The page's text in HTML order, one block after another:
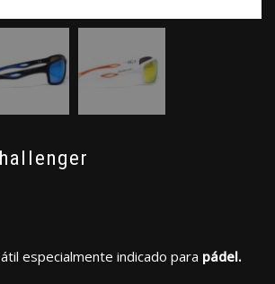
especialmente indicado para pádel.